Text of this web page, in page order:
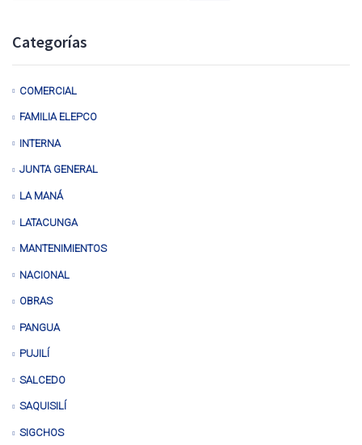
Categorías
COMERCIAL
FAMILIA ELEPCO
INTERNA
JUNTA GENERAL
LA MANÁ
LATACUNGA
MANTENIMIENTOS
NACIONAL
OBRAS
PANGUA
PUJILÍ
SALCEDO
SAQUISILÍ
SIGCHOS